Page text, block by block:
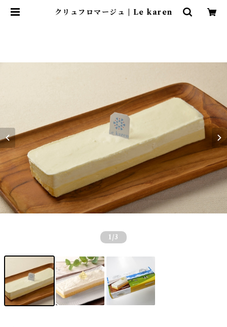
クリュフロマージュ | Le karen
1 /3